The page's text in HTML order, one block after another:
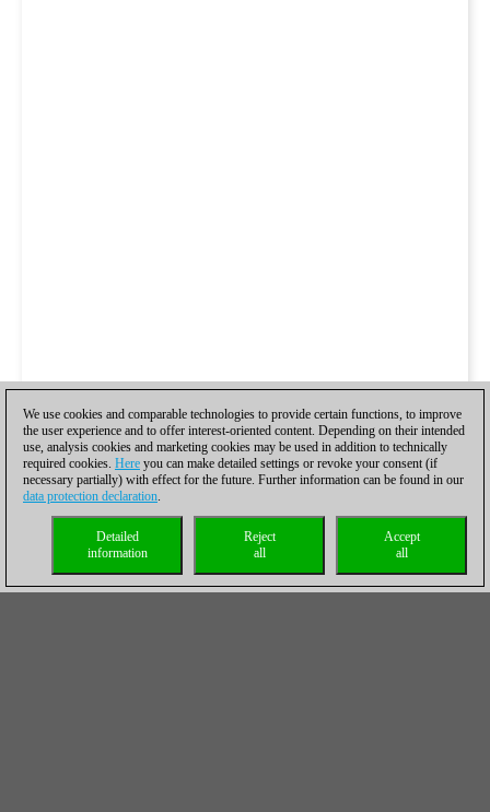
We use cookies and comparable technologies to provide certain functions, to improve
the user experience and to offer interest-oriented content. Depending on their intended
use, analysis cookies and marketing cookies may be used in addition to technically
required cookies. Here you can make detailed settings or revoke your consent (if
necessary partially) with effect for the future. Further information can be found in our
data protection declaration.
Accept
all
Reject
all
Detailed
information